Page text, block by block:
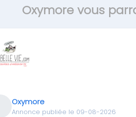
Oxymore vous
Oxymore
Annonce publiée le 09-08-2026